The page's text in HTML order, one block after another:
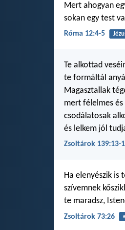
Mert ahogyan
sokan egy test
Róma 12:4-5
Te alkottad
te formáltál
Magasztallak
mert félelmes
csodálatosak
és lelkem jól
Zsoltárok 139:13-
Ha elenyészik is
szívemnek
te maradsz,
Zsoltárok 73:26